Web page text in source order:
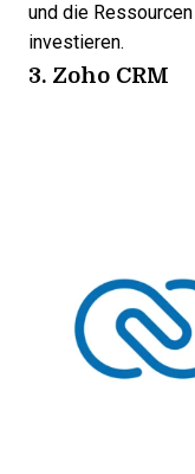
und die
investieren.
3. Zoho CRM